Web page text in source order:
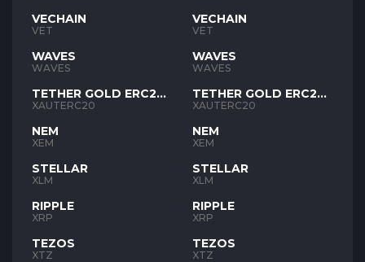
VECHAIN
VET
WAVES
WAVES
TETHER GOLD ERC20
XAUT
XAUTERC20
NEM
XEM
STELLAR
XLM
RIPPLE
XRP
TEZOS
XTZ
VECHAIN
VET
WAVES
WAVES
TETHER GOLD ERC20
XAUT
XAUTERC20
NEM
XEM
STELLAR
XLM
RIPPLE
XRP
TEZOS
XTZ